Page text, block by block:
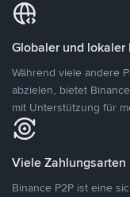
Globaler und lokaler
Während viele andere
abzielen, bietet
mit Unterstützung für
Viele Zahlungsarten
Binance P2P ist eine